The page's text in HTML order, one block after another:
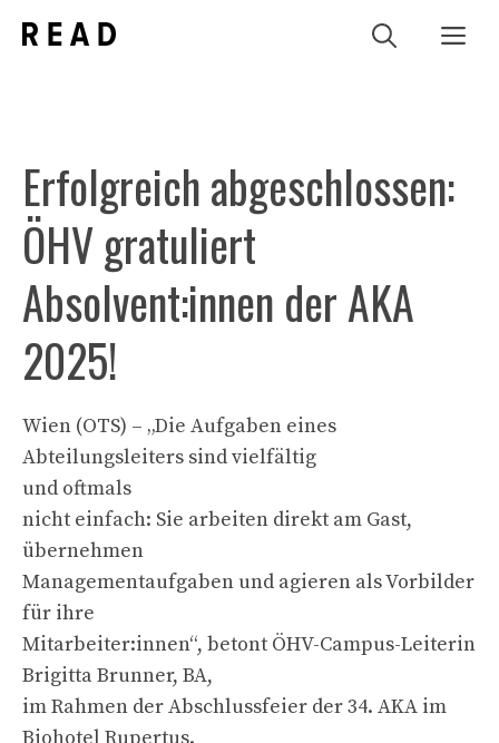
Inhalt
Erfolgreich abgeschlossen:
ÖHV gratuliert
Absolvent:innen der AKA
2025!
Wien (OTS) – „Die Aufgaben eines
Abteilungsleiters sind vielfältig
und oftmals
nicht einfach: Sie arbeiten direkt am Gast,
übernehmen
Managementaufgaben und agieren als Vorbilder
für ihre
Mitarbeiter:innen“, betont ÖHV-Campus-Leiterin
Brigitta Brunner, BA,
im Rahmen der Abschlussfeier der 34. AKA im
Biohotel Rupertus.